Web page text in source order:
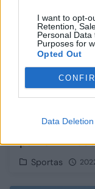
I want to opt-
Retention,
Personal
Purposes for
Opted Out
Data Deletion
Bronziniai
Kelmelis:
parvežti
Sportas